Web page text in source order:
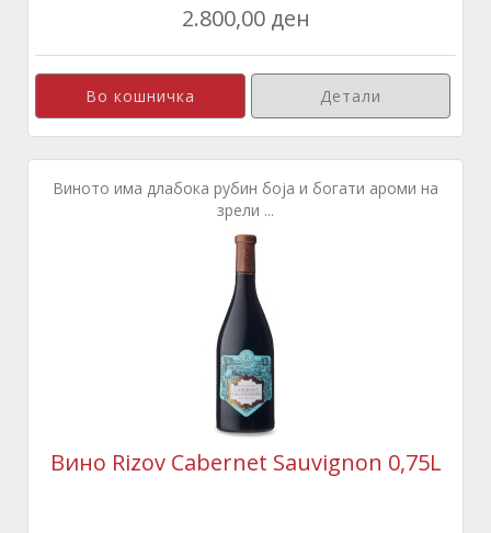
2.800,00 ден
Детали
Виното има длабока рубин боја и богати ароми на
зрели ...
Вино Rizov Cabernet Sauvignon 0,75L